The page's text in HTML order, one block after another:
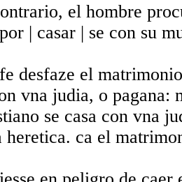
el hombre
| casar | se con su
desfaze el
vna judia, o pagana:
se casa con vna
heretica. ca el